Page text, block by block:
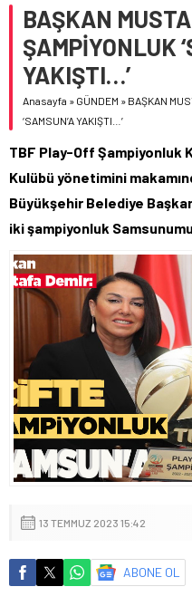
BAŞKAN
ŞAMPİYONLUK
YAKIŞTI…’
Anasayfa » GÜNDEM » BAŞKAN
‘SAMSUN’A YAKIŞTI…’
TBF Play-Off Şampiyonluk
Kulübü yönetimini
Büyükşehir Belediye
iki şampiyonluk
13 TEMMUZ 2023 15:42
ABONE OL